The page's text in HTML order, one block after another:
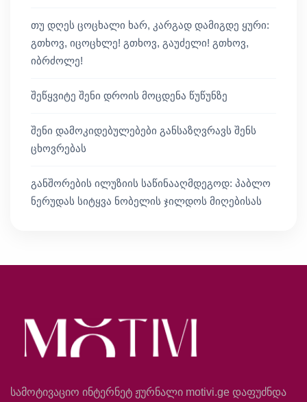
თუ დღეს ცოცხალი ხარ, კარგად დამიგდე ყური:
გთხოვ, იცოცხლე! გთხოვ, გაუძელი! გთხოვ,
იბრძოლე!
შეწყვიტე შენი დროის მოცდენა წუწუნზე
შენი დამოკიდებულებები განსაზღვრავს შენს
ცხოვრებას
განშორების ილუზიის საწინააღმდეგოდ: პაბლო
ნერუდას სიტყვა ნობელის ჯილდოს მიღებისას
სამოტივაციო ინტერნეტ ჟურნალი motivi.ge დაფუძნდა